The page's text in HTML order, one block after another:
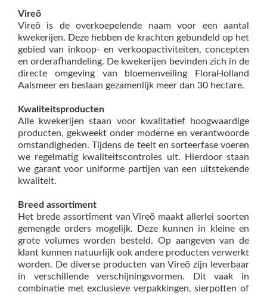
Vireõ
Vireõ is de overkoepelende naam voor een aantal
kwekerijen. Deze hebben de krachten gebundeld op het
gebied van inkoop- en verkoopactiviteiten, concepten
en orderafhandeling. De kwekerijen bevinden zich in de
directe omgeving van bloemenveiling FloraHolland
Aalsmeer en beslaan gezamenlijk meer dan 30 hectare.
Kwaliteitsproducten
Alle kwekerijen staan voor kwalitatief hoogwaardige
producten, gekweekt onder moderne en verantwoorde
omstandigheden. Tijdens de teelt en sorteerfase voeren
we regelmatig kwaliteitscontroles uit. Hierdoor staan
we garant voor uniforme partijen van een uitstekende
kwaliteit.
Breed assortiment
Het brede assortiment van Vireõ maakt allerlei soorten
gemengde orders mogelijk. Deze kunnen in kleine en
grote volumes worden besteld. Op aangeven van de
klant kunnen natuurlijk ook andere producten verwerkt
worden. De diverse producten van Vireõ zijn leverbaar
in verschillende verschijningsvormen. Dit vaak in
combinatie met exclusieve verpakkingen, sierpotten of